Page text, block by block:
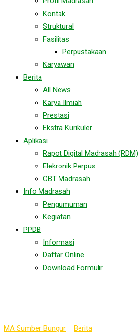
Kontak
Struktural
Fasilitas
Perpustakaan
Karyawan
Berita
All News
Karya Ilmiah
Prestasi
Ekstra Kurikuler
Aplikasi
Rapot Digital Madrasah (RDM)
Elekronik Perpus
CBT Madrasah
Info Madrasah
Pengumuman
Kegiatan
PPDB
Informasi
Daftar Online
Download Formulir
MA Sumber Bungur Berita